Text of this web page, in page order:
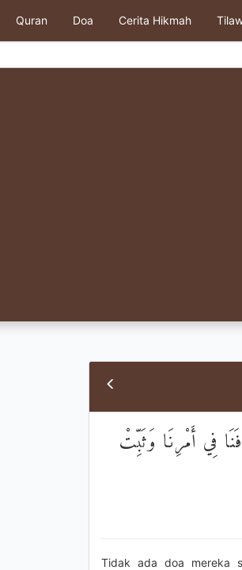
Quran Doa Cerita Hikmah
فِي أَمْرِنَا وَثَبِّتْ
Tidak ada doa mereka